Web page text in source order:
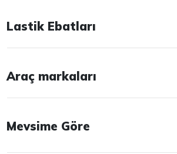
Lastik Ebatları
Araç markaları
Mevsime Göre